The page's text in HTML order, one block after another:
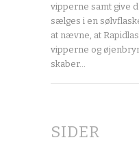
vipperne samt give
sælges i en
at nævne, at
vipperne og
skaber…
SIDER